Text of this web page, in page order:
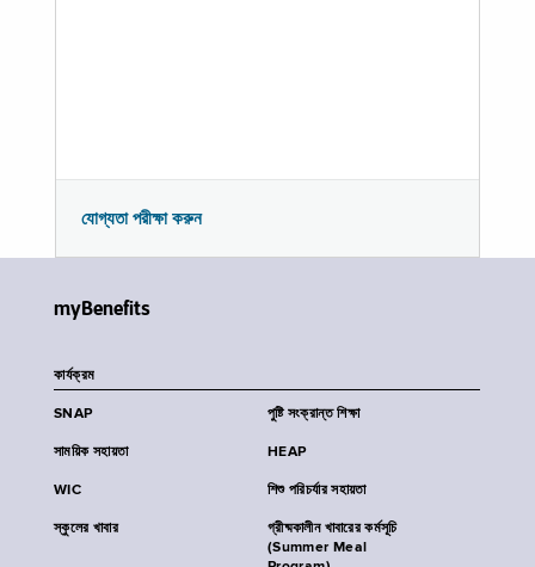
যোগ্যতা পরীক্ষা করুন
myBenefits
কার্যক্রম
SNAP পুষ্টি সংক্রান্ত শিক্ষা
সাময়িক সহায়তা HEAP
WIC শিশু পরিচর্যার সহায়তা
স্কুলের খাবার
গ্রীষ্মকালীন খাবারের কর্মসূচি
(Summer Meal